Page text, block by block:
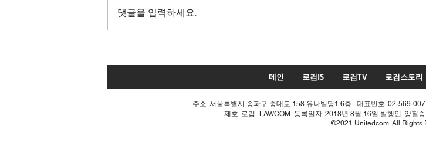
공 불꽃!
적 쇄신으론 어림없다!
댓글을 입력하세요.
메인 로컴IS 로컴TV 로컴스토리
주소: 서울특별시 송파구 중대로 158 유나빌딩1 6층 대표번호: 02-569-
제호: 로컴_LAWCOM 등록일자: 2018년 8월 16일 발행인: 양필
©2021 Unitedcom. All Rights